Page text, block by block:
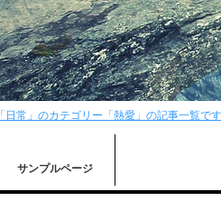
「日常」のカテゴリー「熱愛」の記事一覧です
サンプルページ